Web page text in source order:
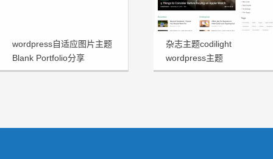
wordpress自适应图片主题
Blank Portfolio分享
杂志主题codilight
wordpress主题